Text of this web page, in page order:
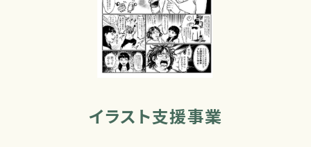
イラスト支援事業